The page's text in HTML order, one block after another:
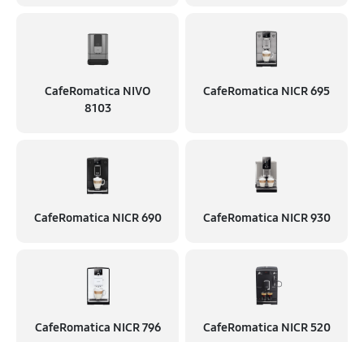
CafeRomatica NIVO
8103
CafeRomatica NICR 695
CafeRomatica NICR 690 CafeRomatica NICR 930
CafeRomatica NICR 796 CafeRomatica NICR 520